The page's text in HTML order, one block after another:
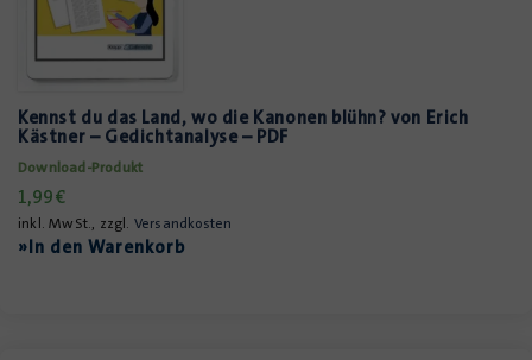
Kennst du das Land, wo die Kanonen blühn? von Erich
Kästner – Gedichtanalyse – PDF
Download-Produkt
1,99€
inkl. MwSt., zzgl. Versandkosten
»In den Warenkorb